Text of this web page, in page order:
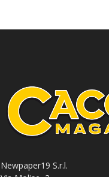
Newpaper19 S.r.l.